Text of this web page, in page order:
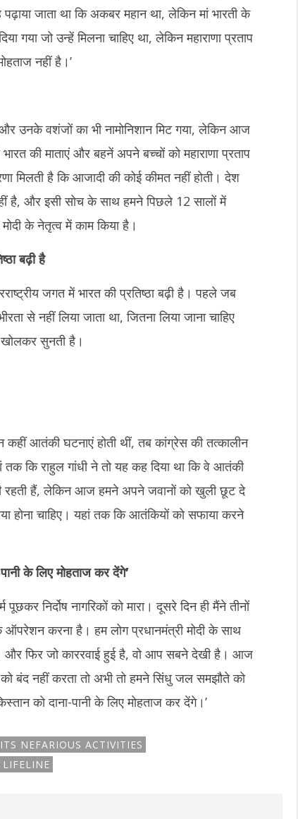
जाता था कि अकबर महान था, लेकिन मां भारती के
गया जो उन्हें मिलना चाहिए था, लेकिन महाराणा प्रताप
नहीं है।’
उनके वशंजों का भी नामोनिशान मिट गया, लेकिन आज
की माताएं और बहनें अपने बच्चों को महाराणा प्रताप
मिलती है कि आजादी की कोई कीमत नहीं होती। देश
है, और इसी सोच के साथ हमने पिछले 12 सालों में
मोदी के नेतृत्व में काम किया है।
बढ़ी है
जगत में भारत की प्रतिष्ठा बढ़ी है। पहले जब
से नहीं लिया जाता था, जितना लिया जाना चाहिए
खोलकर सुनती है।
आतंकी घटनाएं होती थीं, तब कांग्रेस की तत्कालीन
कि राहुल गांधी ने तो यह कह दिया था कि वे आतंकी
रहती हैं, लेकिन आज हमने अपने जवानों को खुली छूट दे
होना चाहिए। यहां तक कि आतंकियों को सफाया करने
के लिए मोहताज कर देंगे’
निर्दोष नागरिकों को मारा। दूसरे दिन ही मैंने तीनों
ऑपरेशन करना है। हम लोग प्रधानमंत्री मोदी के साथ
फिर जो काररवाई हुई है, वो आप सबने देखी है। आज
बंद नहीं करता तो अभी तो हमने सिंधु जल समझौते को
को दाना-पानी के लिए मोहताज कर देंगे।’
NEFARIOUS ACTIVITIES